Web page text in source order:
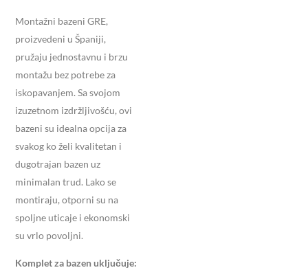
Montažni bazeni GRE,
proizvedeni u Španiji,
pružaju jednostavnu i brzu
montažu bez potrebe za
iskopavanjem. Sa svojom
izuzetnom izdržljivošću, ovi
bazeni su idealna opcija za
svakog ko želi kvalitetan i
dugotrajan bazen uz
minimalan trud. Lako se
montiraju, otporni su na
spoljne uticaje i ekonomski
su vrlo povoljni.
Komplet za bazen uključuje: